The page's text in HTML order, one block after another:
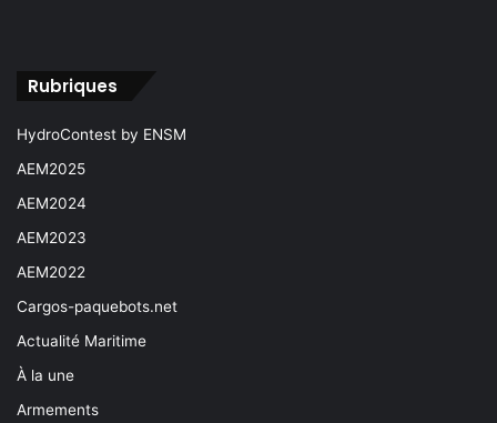
Rubriques
HydroContest by ENSM
AEM2025
AEM2024
AEM2023
AEM2022
Cargos-paquebots.net
Actualité Maritime
À la une
Armements